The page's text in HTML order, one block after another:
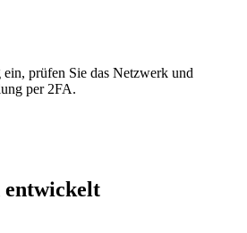
prüfen Sie das Netzwerk und
per 2FA.
entwickelt